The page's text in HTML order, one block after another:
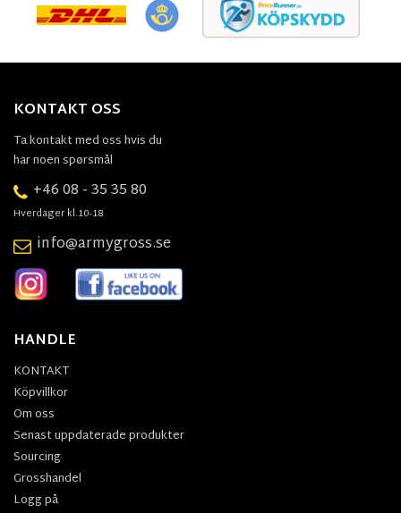
KONTAKT OSS
Ta kontakt med oss hvis du
har noen spørsmål
+46 08 - 35 35 80
Hverdager kl.10-18
info@armygross.se
HANDLE
KONTAKT
Köpvillkor
Om oss
Senast uppdaterade produkter
Sourcing
Grosshandel
Logg på